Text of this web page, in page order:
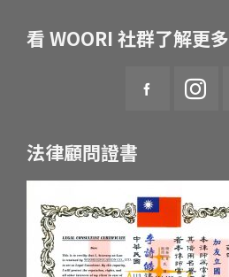
看 WOORI 社群了解更多
法律顧問證書